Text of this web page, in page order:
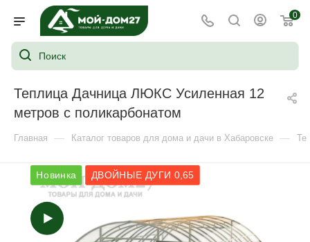
0
Теплица Дачница ЛЮКС Усиленная 12
метров с поликарбонатом
Главная — Каталог товаров для дома и дачи в Хабаровске —
Новинка ДВОЙНЫЕ ДУГИ 0,65